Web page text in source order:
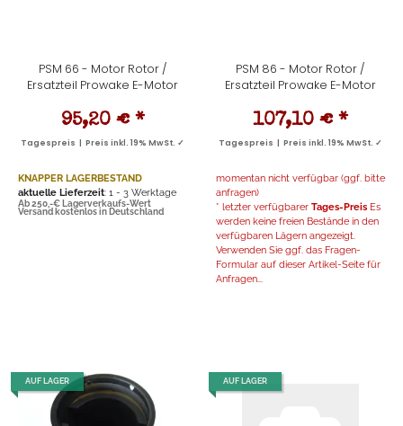
PSM 66 - Motor Rotor /
Ersatzteil Prowake E-Motor
95,20 € *
Tagespreis | Preis inkl. 19% MwSt. ✓
KNAPPER LAGERBESTAND
aktuelle Lieferzeit: 1 - 3 Werktage
Ab 250,-€ Lagerverkaufs-Wert
Versand kostenlos in Deutschland
PSM 86 - Motor Rotor /
Ersatzteil Prowake E-Motor
107,10 € *
Tagespreis | Preis inkl. 19% MwSt. ✓
momentan nicht verfügbar (ggf. bitte
anfragen)
* letzter verfügbarer Tages-Preis Es
werden keine freien Bestände in den
verfügbaren Lägern angezeigt.
Verwenden Sie ggf. das Fragen-
Formular auf dieser Artikel-Seite für
Anfragen...
AUF LAGER AUF LAGER